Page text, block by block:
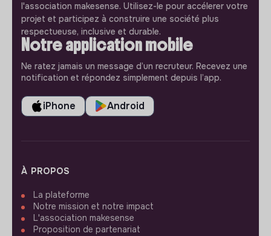
l'association makesense. Utilisez-le pour accélerer votre
projet et participez à construire une société plus
respectueuse, inclusive et durable.
Notre application mobile
Ne ratez jamais un message d’un recruteur. Recevez une
notification et répondez simplement depuis l’app.
iPhone Android
À PROPOS
La plateforme
Notre mission et notre impact
L'association makesense
Proposition de partenariat